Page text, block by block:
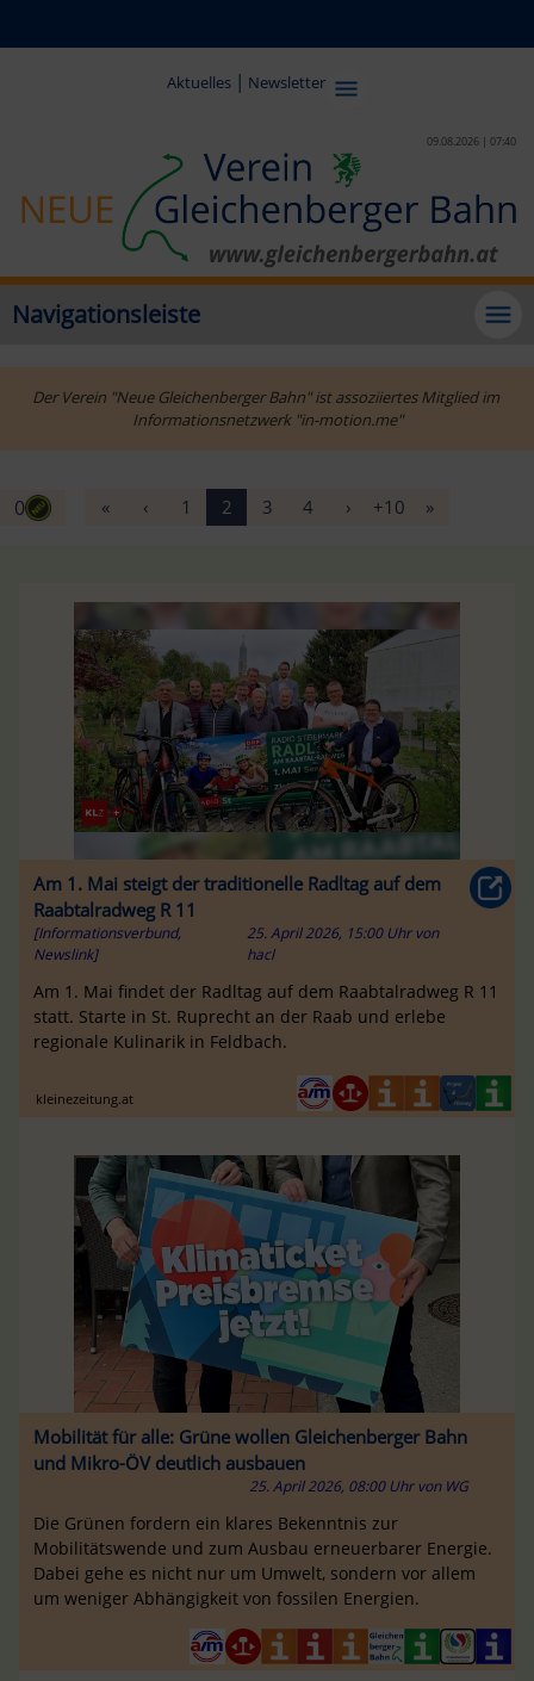
Aktuelles | Newsletter
09.08.2026 | 07:40
Navigationsleiste
Der Verein "Neue Gleichenberger Bahn" ist assoziiertes Mitglied im
Informationsnetzwerk "in-motion.me"
0 « ‹ 1 2 3 4 › +10 »
Am 1. Mai steigt der traditionelle Radltag auf dem
Raabtalradweg R 11
[Informationsverbund,
Newslink]
25. April 2026, 15:00 Uhr von
hacl
Am 1. Mai findet der Radltag auf dem Raabtalradweg R 11
statt. Starte in St. Ruprecht an der Raab und erlebe
regionale Kulinarik in Feldbach.
kleinezeitung.at
Mobilität für alle: Grüne wollen Gleichenberger Bahn
und Mikro-ÖV deutlich ausbauen
25. April 2026, 08:00 Uhr von WG
Die Grünen fordern ein klares Bekenntnis zur
Mobilitätswende und zum Ausbau erneuerbarer Energie.
Dabei gehe es nicht nur um Umwelt, sondern vor allem
um weniger Abhängigkeit von fossilen Energien.